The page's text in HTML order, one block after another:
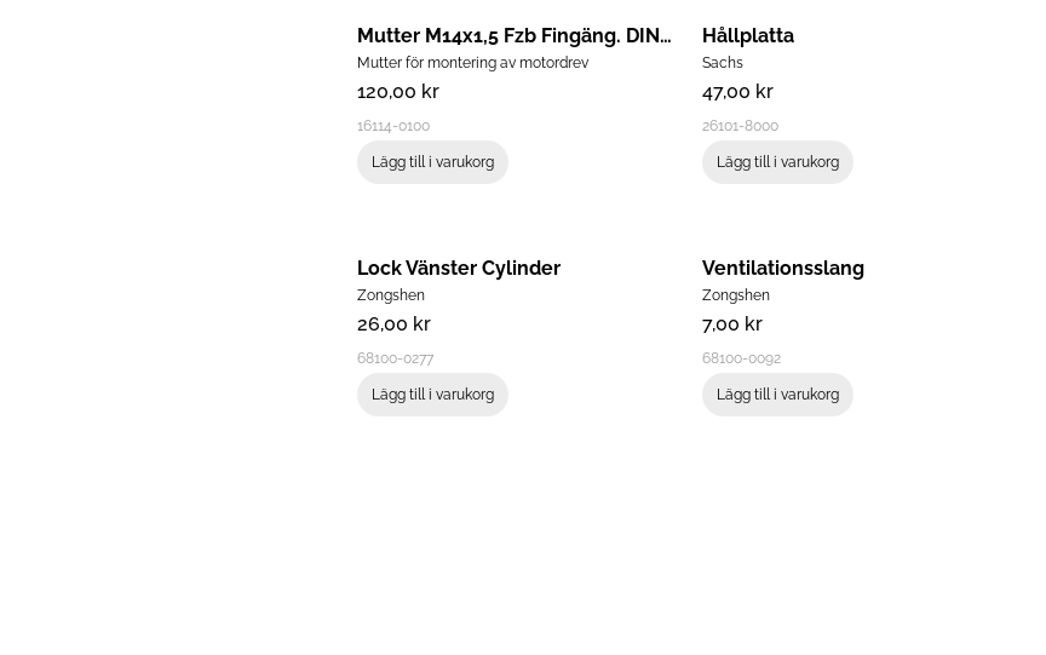
16114-0100
Mutter M14x1,5 Fzb Fingäng. DIN934
120,00 kr
Mutter för montering av motordrev
Lägg till i varukorg
26101-8000
Hållplatta
47,00 kr
Sachs
Lägg till i varukorg
68100-0277
Lock Vänster Cylinder
26,00 kr
Zongshen
Lägg till i varukorg
68100-0092
Ventilationsslang
7,00 kr
Zongshen
Lägg till i varukorg